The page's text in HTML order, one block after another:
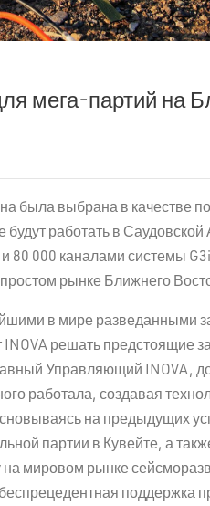
мега-партий на
была выбрана в качестве
работать в Саудовской
80 000 каналами системы
рынке Ближнего
в мире разведанными
решать предстоящие
Управляющий INOVA,
работала, создавая
на предыдущих
партии в Кувейте, а
на мировом рынке
поддержка